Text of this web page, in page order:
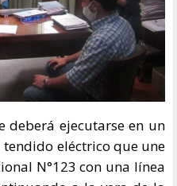
deberá ejecutarse en un
tendido eléctrico que une
N°123 con una línea